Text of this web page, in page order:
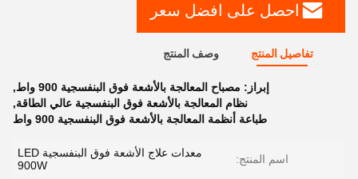
احصل على افضل سعر
تفاصيل المنتج وصف المنتج
إبراز: مصباح المعالجة بالأشعة فوق البنفسجية 900 واط
,
نظام المعالجة بالأشعة فوق البنفسجية عالي الطاقة,
طباعة أنظمة المعالجة بالأشعة فوق البنفسجية 900 واط
اسم المنتج:
معدات علاج الأشعة فوق البنفسجية LED
900W